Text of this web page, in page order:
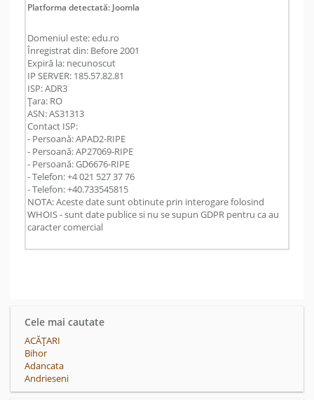
Platforma detectată: Joomla
Domeniul este: edu.ro
Înregistrat din: Before 2001
Expiră la: necunoscut
IP SERVER: 185.57.82.81
ISP: ADR3
Țara: RO
ASN: AS31313
Contact ISP:
- Persoană: APAD2-RIPE
- Persoană: AP27069-RIPE
- Persoană: GD6676-RIPE
- Telefon: +4 021 527 37 76
- Telefon: +40.733545815
NOTA: Aceste date sunt obtinute prin interogare folosind
WHOIS - sunt date publice si nu se supun GDPR pentru ca au
caracter comercial
Cele mai cautate
ACĂŢARI
Bihor
Adancata
Andrieseni